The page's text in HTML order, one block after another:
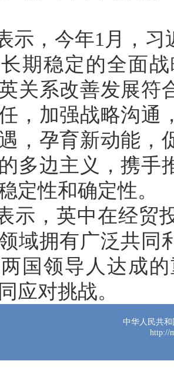
示，今年1月，
期稳定的全面
关系改善发展符
，加强战略沟通
，孕育新动能，
多边主义，携手
定性和确定性。
示，英中在经贸
域拥有广泛共同
国领导人达成
应对挑战。
中华人民共
http://